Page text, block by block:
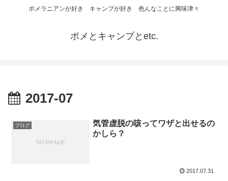
ポメラニアンが好き キャンプが好き 色んなことに興味津々
ポメとキャンプとetc.
2017-07
ブログ
気管虚脱の咳ってワザと出せるの
かしら？
2017.07.31